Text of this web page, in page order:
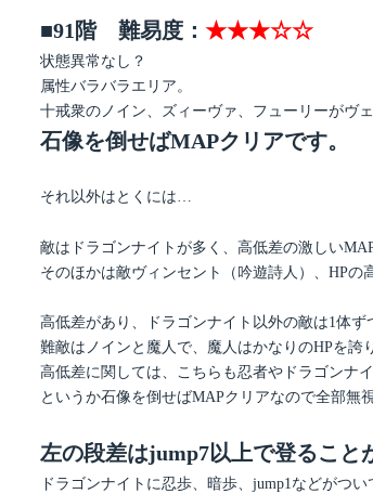
■91階 難易度： ★★★☆☆
状態異常なし？
属性バラバラエリア。
十戒衆のノイン、ズィーヴァ、フューリーがヴ
石像を倒せばMAPクリアです。
それ以外はとくには…
敵はドラゴンナイトが多く、高低差の激しいMAP
そのほかは敵ヴィンセント（吟遊詩人）、HPの
高低差があり、ドラゴンナイト以外の敵は1体
難敵はノインと魔人で、魔人はかなりのHPを誇
高低差に関しては、こちらも忍者やドラゴンナ
というか石像を倒せばMAPクリアなので全部無
左の段差はjump7以上で登ること
ドラゴンナイトに忍歩、暗歩、jump1などがつい